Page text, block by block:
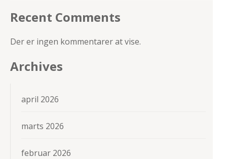
Recent Comments
Der er ingen kommentarer at vise.
Archives
april 2026
marts 2026
februar 2026